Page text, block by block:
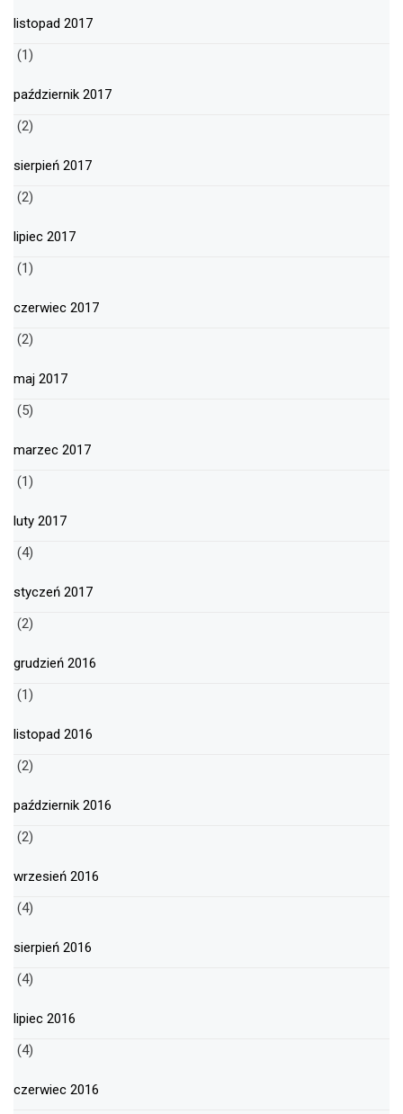
listopad 2017
(1)
październik 2017
(2)
sierpień 2017
(2)
lipiec 2017
(1)
czerwiec 2017
(2)
maj 2017
(5)
marzec 2017
(1)
luty 2017
(4)
styczeń 2017
(2)
grudzień 2016
(1)
listopad 2016
(2)
październik 2016
(2)
wrzesień 2016
(4)
sierpień 2016
(4)
lipiec 2016
(4)
czerwiec 2016